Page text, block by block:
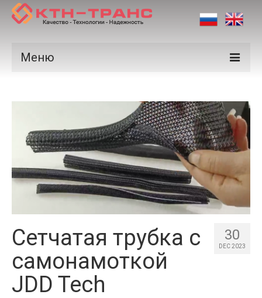
Меню
Рынки
Сертификаты
Новости
30
DEC 2023
Сетчатая трубка с
самонамоткой
JDD Tech